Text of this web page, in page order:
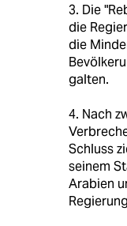
3. Die
die
die
galten.
4. Nach
Schluss
seinem
Arabien